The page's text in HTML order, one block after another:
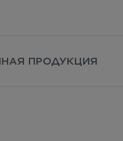
ПРОДУКЦИЯ